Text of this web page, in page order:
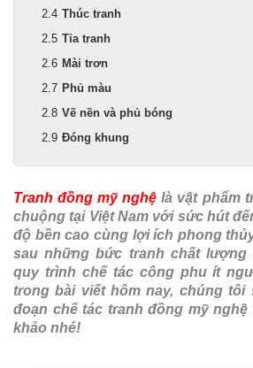
Thúc tranh
Tỉa tranh
Mài trơn
Phủ màu
Vẽ nền và phủ bóng
Đóng khung
Tranh đồng mỹ nghệ là vật phẩm
chuộng tại Việt Nam với sức hút
độ bền cao cùng lợi ích phong
sau những bức tranh chất lượng
quy trình chế tác công phu ít
trong bài viết hôm nay, chúng tôi
đoạn chế tác tranh đồng mỹ
khảo nhé!